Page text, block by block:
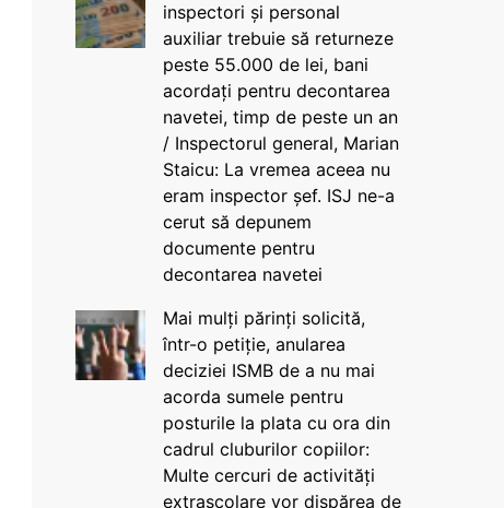
inspectori și personal
auxiliar trebuie să returneze
peste 55.000 de lei, bani
acordați pentru decontarea
navetei, timp de peste un an
/ Inspectorul general, Marian
Staicu: La vremea aceea nu
eram inspector șef. ISJ ne-a
cerut să depunem
documente pentru
decontarea navetei
Mai mulți părinți solicită,
într-o petiție, anularea
deciziei ISMB de a nu mai
acorda sumele pentru
posturile la plata cu ora din
cadrul cluburilor copiilor:
Multe cercuri de activități
extrașcolare vor dispărea de